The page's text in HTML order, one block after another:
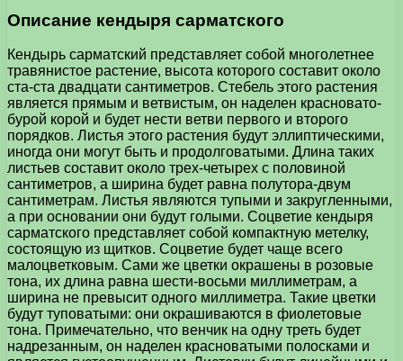
Описание кендыря сарматского
Кендырь сарматский представляет собой многолетнее
травянистое растение, высота которого составит около
ста-ста двадцати сантиметров. Стебель этого растения
является прямым и ветвистым, он наделен красновато-
бурой корой и будет нести ветви первого и второго
порядков. Листья этого растения будут эллиптическими,
иногда они могут быть и продолговатыми. Длина таких
листьев составит около трех-четырех с половиной
сантиметров, а ширина будет равна полутора-двум
сантиметрам. Листья являются тупыми и закругленными,
а при основании они будут голыми. Соцветие кендыря
сарматского представляет собой компактную метелку,
состоящую из щитков. Соцветие будет чаще всего
малоцветковым. Сами же цветки окрашены в розовые
тона, их длина равна шести-восьми миллиметрам, а
ширина не превысит одного миллиметра. Такие цветки
будут туповатыми: они окрашиваются в фиолетовые
тона. Примечательно, что венчик на одну треть будет
надрезанным, он наделен красноватыми полосками и